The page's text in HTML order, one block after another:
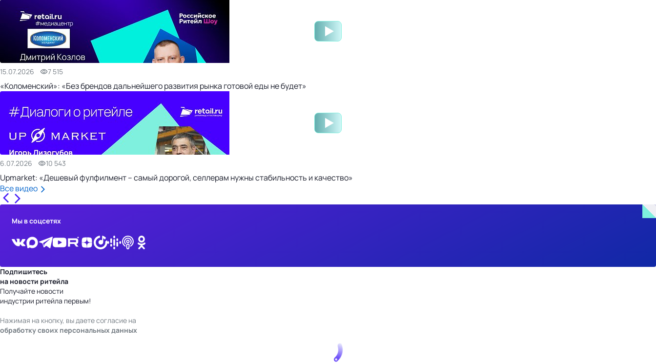
15.07.2026 7 515
«Коломенский»: «Без брендов дальнейшего развития рынка готовой еды не будет»
6.07.2026 10 543
Upmarket: «Дешевый фулфилмент – самый дорогой, селлерам нужны стабильность и качество»
Все видео
Мы в соцсетях
Подпишитесь
на новости ритейла
Получайте новости
индустрии ритейла первым!
Нажимая на кнопку, вы даете согласие на
обработку своих персональных данных